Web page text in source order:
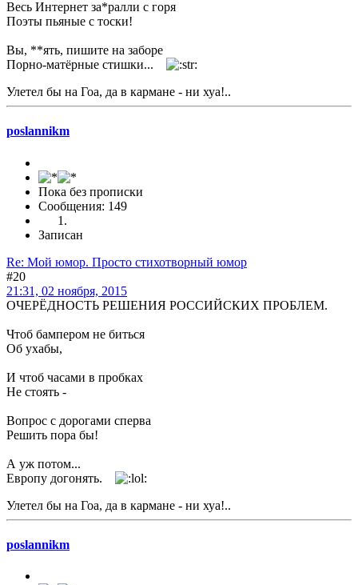
Весь Интернет за*ралли с горя
Поэты пьяные с тоски!
Вы, **ять, пишите на заборе
Порно-матёрные стишки...
Улетел бы на Гоа, да в кармане - ни хуа!..
poslannikm
Пока без прописки
Сообщения: 149
Записан
Re: Мой юмор. Просто стихотворный юмор
#20
21:31, 02 ноября, 2015
ОЧЕРЁДНОСТЬ РЕШЕНИЯ РОССИЙСКИХ ПРОБЛЕМ.
Чтоб бампером не биться
Об ухабы,
И чтоб часами в пробках
Не стоять -
Вопрос с дорогами сперва
Решить пора бы!
А уж потом...
Европу догонять.
Улетел бы на Гоа, да в кармане - ни хуа!..
poslannikm